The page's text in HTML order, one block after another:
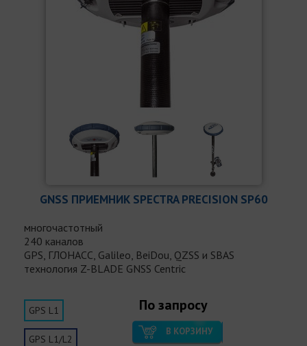
GNSS ПРИЕМНИК SPECTRA PRECISION SP60
многочастотный
240 каналов
GPS, ГЛОНАСС, Galileo, BeiDou, QZSS и SBAS
технология Z-BLADE GNSS Centric
По запросу
В КОРЗИНУ
GPS L1
GPS L1/L2